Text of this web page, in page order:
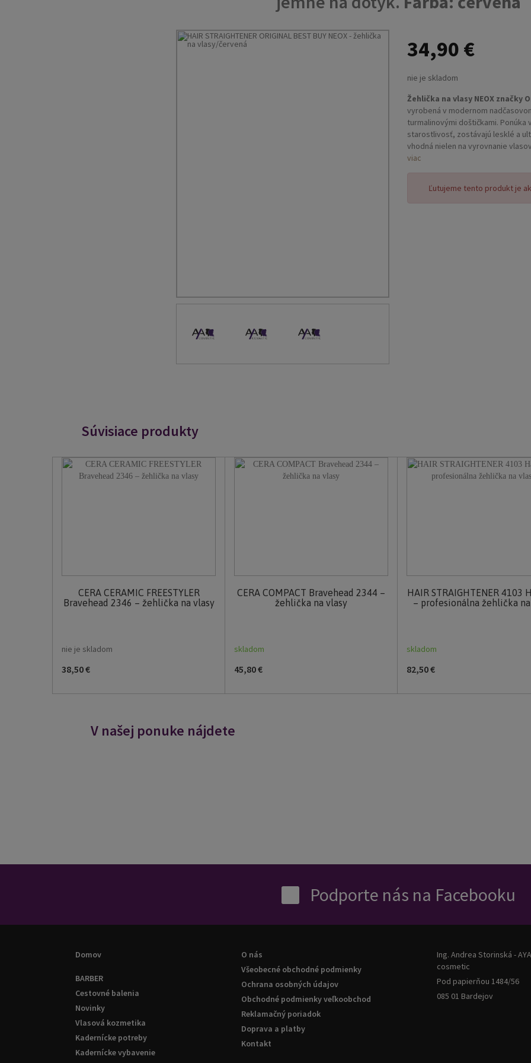
34,90 €
nie je skladom
Žehlička na vlasy NEOX značky
vyrobená v modernom
turmalinovými doštičkami. Ponúka
starostlivosť, zostávajú lesklé a
vhodná nielen na vyrovnanie
vďaka pohyblivým, tenkým a
voľnosť pohybu bez zamotania
viac
Ľutujeme tento produkt je
Súvisiace produkty
CERA CERAMIC FREESTYLER
Bravehead 2346 – žehlička na vlasy
nie je skladom
38,50 €
CERA COMPACT Bravehead 2344 –
žehlička na vlasy
skladom
45,80 €
HAIR STRAIGHTENER 4103
– profesionálna žehlička
skladom
82,50 €
V našej ponuke nájdete
Podporte nás na Facebooku
Domov
BARBER
Cestovné balenia
Novinky
Vlasová kozmetika
Kadernícke potreby
Kadernícke vybavenie
O nás
Všeobecné obchodné podmienky
Ochrana osobných údajov
Obchodné podmienky veľkoobchod
Reklamačný poriadok
Doprava a platby
Kontakt
Ing. Andrea Storinská - AYA
cosmetic
Pod papierňou 1484/56
085 01 Bardejov